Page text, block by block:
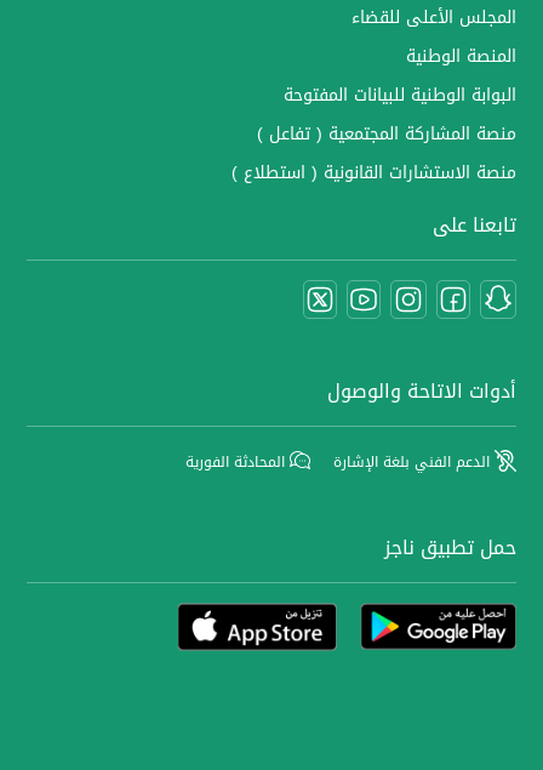
المجلس الأعلى للقضاء
المنصة الوطنية
البوابة الوطنية للبيانات المفتوحة
منصة المشاركة المجتمعية ( تفاعل )
منصة الاستشارات القانونية ( استطلاع )
تابعنا على
أدوات الاتاحة والوصول
الدعم الفني بلغة الإشارة المحادثة الفورية
حمل تطبيق ناجز